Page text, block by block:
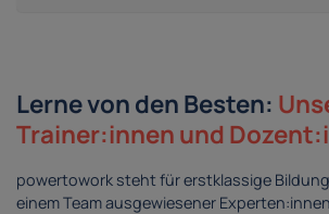
Lerne von den Besten:
Trainer:innen und
powertowork steht für erstklassige
einem Team ausgewiesener